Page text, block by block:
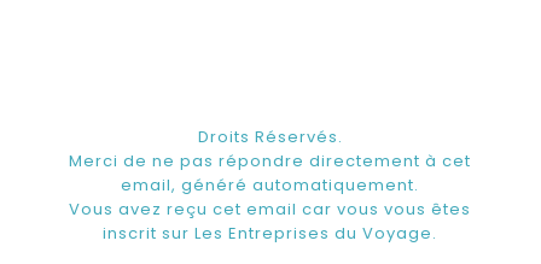
Droits Réservés.
Merci de ne pas répondre directement à cet
email, généré automatiquement.
Vous avez reçu cet email car vous vous êtes
inscrit sur Les Entreprises du Voyage.